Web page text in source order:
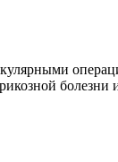
болезни